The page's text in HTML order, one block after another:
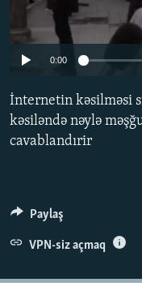
İNFOQRAFIKA
KARIKATURA
AZƏRBAYCAN
İSLAM VƏ DEMOKRATIYA
MISSIYAMIZ
PEŞƏ ETIKASI VƏ
AZADLIQRADIOSU
BIZIMLƏ ƏLAQƏ
BIZI IZLƏ
RFE/RL-in bütün
0:00
İnternetin kəsilməsi
kəsiləndə nəylə
cavablandırir
Paylaş
VPN-siz açmaq